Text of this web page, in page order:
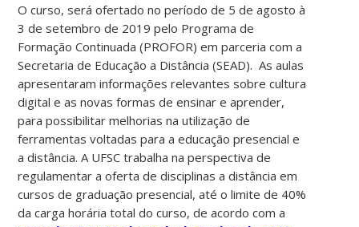
O curso, será ofertado no período de 5 de agosto à
3 de setembro de 2019 pelo Programa de
Formação Continuada (PROFOR) em parceria com a
Secretaria de Educação a Distância (SEAD). As aulas
apresentaram informações relevantes sobre cultura
digital e as novas formas de ensinar e aprender,
para possibilitar melhorias na utilização de
ferramentas voltadas para a educação presencial e
a distância. A UFSC trabalha na perspectiva de
regulamentar a oferta de disciplinas a distância em
cursos de graduação presencial, até o limite de 40%
da carga horária total do curso, de acordo com a